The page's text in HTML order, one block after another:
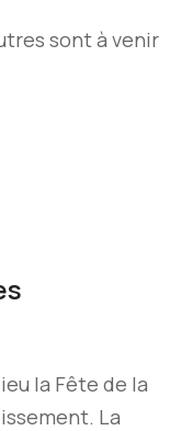
sont à venir
la Fête de la
La